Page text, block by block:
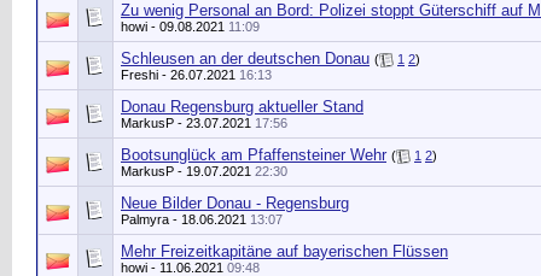
Zu wenig Personal an Bord: Polizei stoppt Güterschiff auf
howi - 09.08.2021 11:09
Schleusen an der deutschen Donau ( 1 2)
Freshi - 26.07.2021 16:13
Donau Regensburg aktueller Stand
MarkusP - 23.07.2021 17:56
Bootsunglück am Pfaffensteiner Wehr ( 1 2)
MarkusP - 19.07.2021 22:30
Neue Bilder Donau - Regensburg
Palmyra - 18.06.2021 13:07
Mehr Freizeitkapitäne auf bayerischen Flüssen
howi - 11.06.2021 09:48